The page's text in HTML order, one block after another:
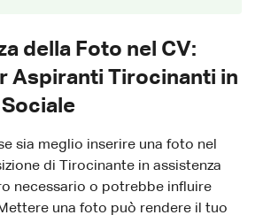
della Foto nel CV:
Aspiranti Tirocinanti in
sia meglio inserire una foto nel
di Tirocinante in assistenza
necessario o potrebbe influire
una foto può rendere il tuo